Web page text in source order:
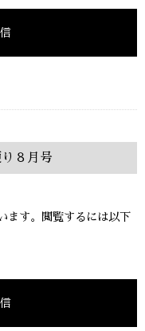
８月号
ます。閲覧するには以下